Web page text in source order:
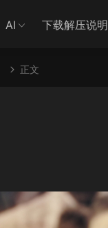
AI 下载解压说明
正文